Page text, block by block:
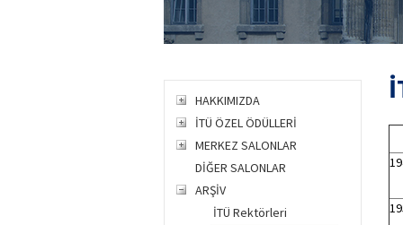
HAKKIMIZDA
İTÜ ÖZEL ÖDÜLLERİ
MERKEZ SALONLAR
DİĞER SALONLAR
ARŞİV
İTÜ Rektörleri